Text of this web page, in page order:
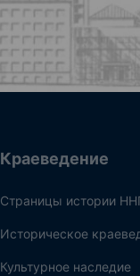
Краеведение
Страницы истории
Историческое
Культурное наследие